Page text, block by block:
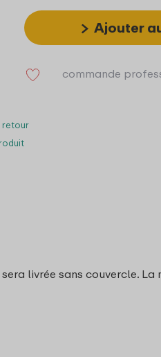
Ajouter
commande
retour
livrée sans couvercle. La